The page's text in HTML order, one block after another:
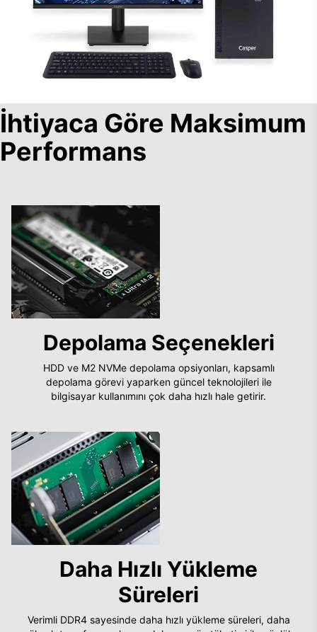
İhtiyaca Göre Maksimum
Performans
Depolama Seçenekleri
HDD ve M2 NVMe depolama opsiyonları, kapsamlı
depolama görevi yaparken güncel teknolojileri ile
bilgisayar kullanımını çok daha hızlı hale getirir.
Daha Hızlı Yükleme
Süreleri
Verimli DDR4 sayesinde daha hızlı yükleme süreleri, daha